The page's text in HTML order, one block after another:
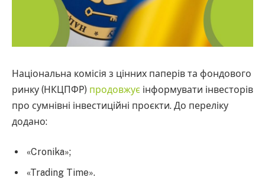
Національна комісія з цінних паперів та фондового
ринку (НКЦПФР) продовжує інформувати інвесторів
про сумнівні інвестиційні проєкти. До переліку
додано:
«Cronika»;
«Trading Time».